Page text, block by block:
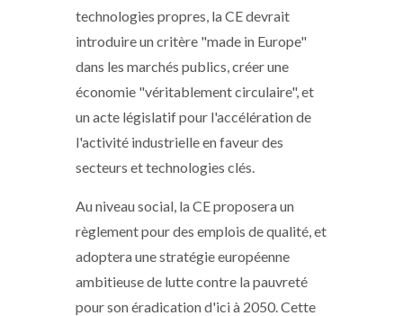
technologies propres, la CE devrait
introduire un critère "made in Europe"
dans les marchés publics, créer une
économie "véritablement circulaire", et
un acte législatif pour l'accélération de
l'activité industrielle en faveur des
secteurs et technologies clés.
Au niveau social, la CE proposera un
règlement pour des emplois de qualité, et
adoptera une stratégie européenne
ambitieuse de lutte contre la pauvreté
pour son éradication d'ici à 2050. Cette